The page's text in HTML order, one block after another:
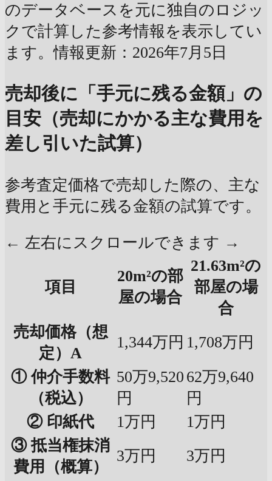
のデータベースを元に独自のロジッ
クで計算した参考情報を表示してい
ます。情報更新：2026年7月5日
売却後に「手元に残る金額」の
目安（売却にかかる主な費用を
差し引いた試算）
参考査定価格で売却した際の、主な
費用と手元に残る金額の試算です。
← 左右にスクロールできます →
項目
20m²の部
屋の場合
21.63m²の
部屋の場
合
売却価格（想
定）A
1,344万円 1,708万円
① 仲介手数料
（税込）
50万9,520
円
62万9,640
円
② 印紙代
1万円
1万円
③ 抵当権抹消
費用（概算）
3万円 3万円